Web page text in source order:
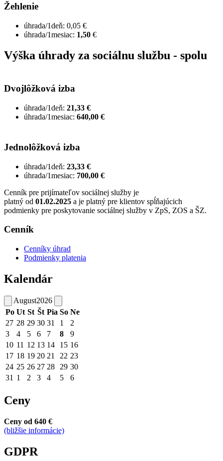
Žehlenie
úhrada/1deň: 0,05 €
úhrada/1mesiac: 1,50 €
Výška úhrady za sociálnu službu - spolu
Dvojlôžková izba
úhrada/1deň: 21,33 €
úhrada/1mesiac: 640,00 €
Jednolôžková izba
úhrada/1deň: 23,33 €
úhrada/1mesiac: 700,00 €
Cenník pre prijímateľov sociálnej služby je
platný od 01.02.2025 a je platný pre klientov spĺňajúcich
podmienky pre poskytovanie sociálnej služby v ZpS, ZOS a ŠZ.
Cenník
Cenníky úhrad
Podmienky platenia
Kalendár
August2026
Po Ut St Št Pia So Ne
27 28 29 30 31 1
2
3
4 5 6 7 8
9
10 11 12 13 14 15 16
17 18 19 20 21 22 23
24 25 26 27 28 29 30
31 1 2 3 4 5 6
Ceny
Ceny od 640 €
(bližšie informácie)
GDPR